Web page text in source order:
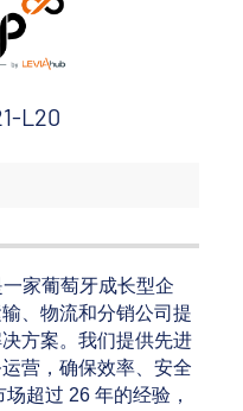
L20
家葡萄牙成长型企
、物流和分销公司提
方案。我们提供先进
营，确保效率、安全
超过 26 年的经验，